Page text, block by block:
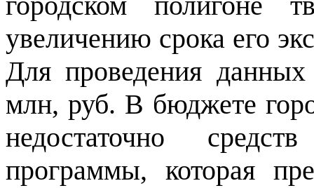
увеличению срока его
Для проведения данных
млн, руб. В бюджете
недостаточно
программы, которая